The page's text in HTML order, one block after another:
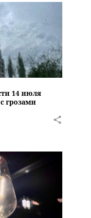
14 июля
грозами